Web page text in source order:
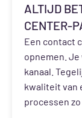
ALTIJD
CENTER-
Een contact
opnemen.
kanaal.
kwaliteit van
processen